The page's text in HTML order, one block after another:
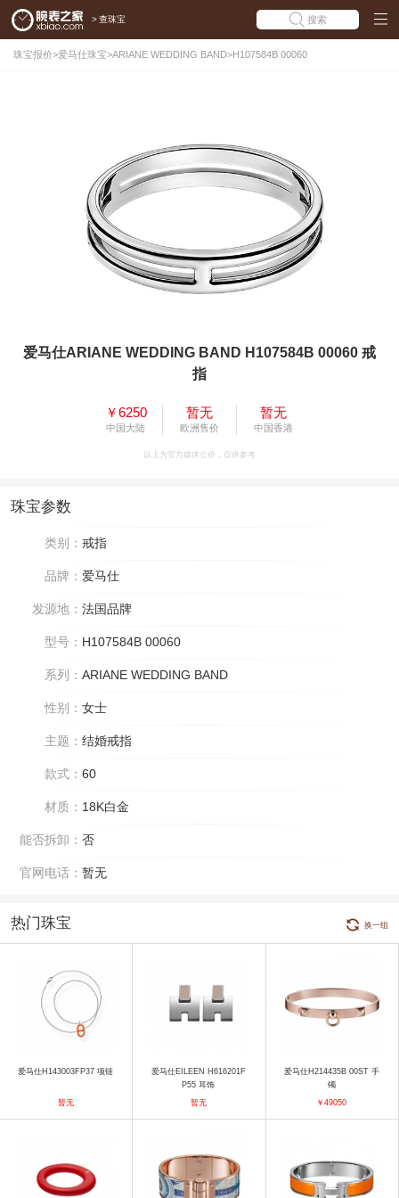
> 查珠宝 搜索
珠宝报价>爱马仕珠宝>ARIANE WEDDING BAND>H107584B 00060
爱马仕ARIANE WEDDING BAND H107584B 00060 戒
指
￥6250
中国大陆
暂无
欧洲售价
暂无
中国香港
以上为官方媒体公价，仅供参考
珠宝参数
类别： 戒指
品牌： 爱马仕
发源地： 法国品牌
型号： H107584B 00060
系列： ARIANE WEDDING BAND
性别： 女士
主题： 结婚戒指
款式： 60
材质： 18K白金
能否拆卸： 否
官网电话： 暂无
热门珠宝 换一组
爱马仕H143003FP37 项链
暂无
爱马仕EILEEN H616201F
P55 耳饰
暂无
爱马仕H214435B 00ST 手
镯
￥49050